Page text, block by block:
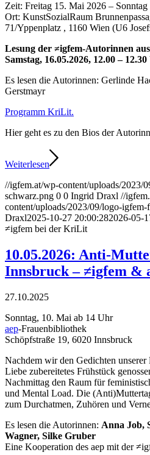
Zeit: Freitag 15. Mai 2026 –
Ort: KunstSozialRaum
71/Yppenplatz , 1160 Wien (U6
Lesung der ≠igfem-Autorinnen
Samstag, 16.05.2026, 12.00 –
Es lesen die Autorinnen: Gerlinde
Gerstmayr
Programm KriLit.
Hier geht es zu den Bios der
Weiterlesen
//igfem.at/wp-content/uploads/2023/
schwarz.png 0 0 Ingrid Draxl //
content/uploads/2023/09/logo-
Draxl2025-10-27 20:00:282026-05-
≠igfem bei der KriLit
10.05.2026: Anti-
Innsbruck – ≠igfem &
27.10.2025
Sonntag, 10. Mai ab 14 Uhr
aep-Frauenbibliothek
Schöpfstraße 19, 6020 Innsbruck
Nachdem wir den Gedichten
Liebe zubereitetes Frühstück
Nachmittag den Raum für
und Mental Load. Die
zum Durchatmen, Zuhören und
Es lesen die Autorinnen: Anna Job,
Wagner, Silke Gruber
Eine Kooperation des aep mit der